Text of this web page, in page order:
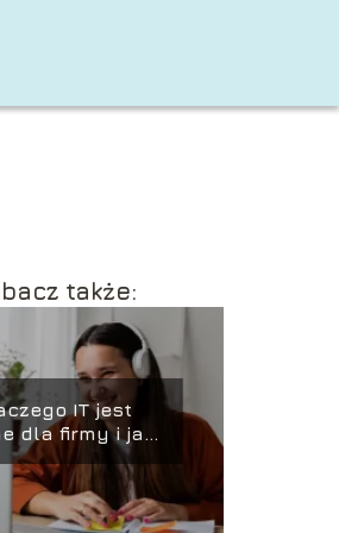
także:
IT jest
dla firmy i jak
jej rozwój?